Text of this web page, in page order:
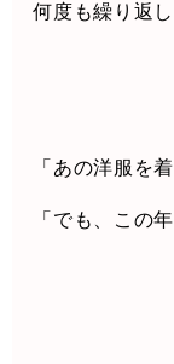
何度も繰り返
「あの洋服を
「でも、この